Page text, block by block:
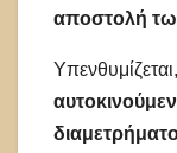
αποστολή